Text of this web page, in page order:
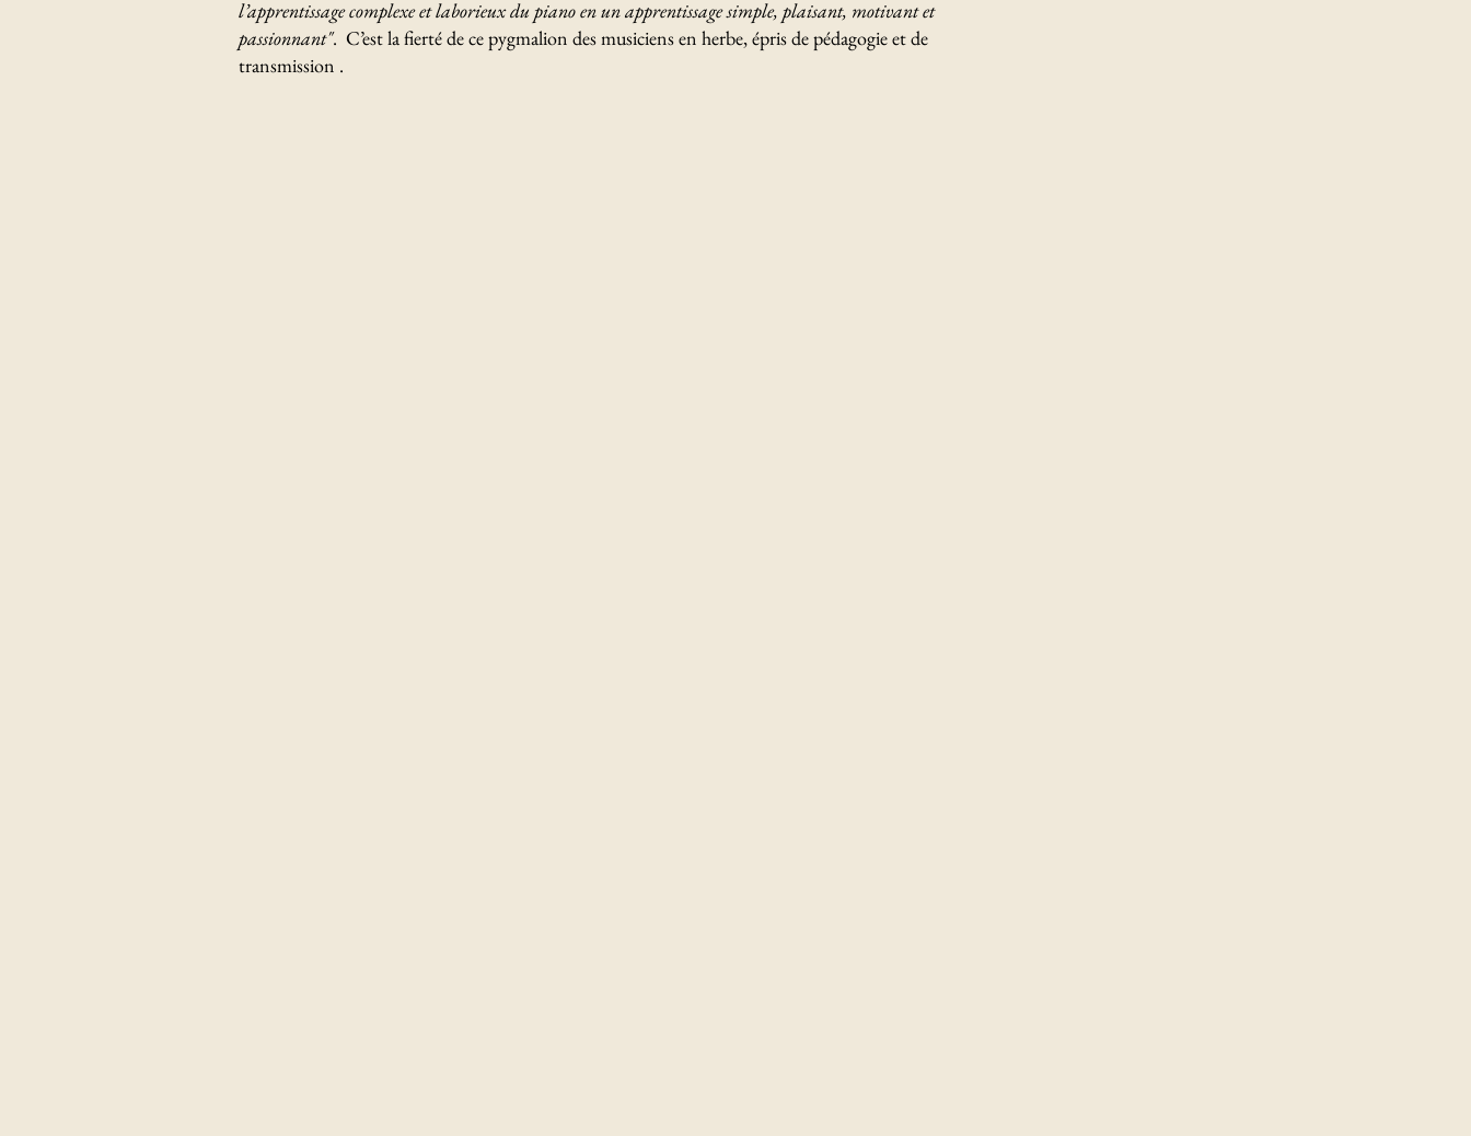
l’apprentissage complexe et laborieux du piano en un apprentissage simple, plaisant, motivant et
passionnant". C’est la fierté de ce pygmalion des musiciens en herbe, épris de pédagogie et de
transmission .